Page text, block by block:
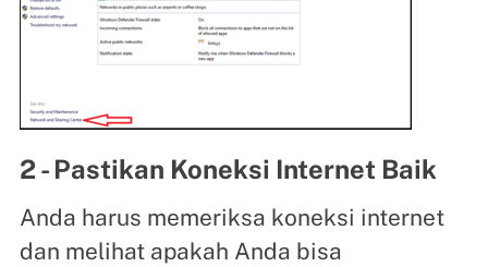
2 - Pastikan Koneksi Internet Baik
Anda harus memeriksa koneksi internet
dan melihat apakah Anda bisa